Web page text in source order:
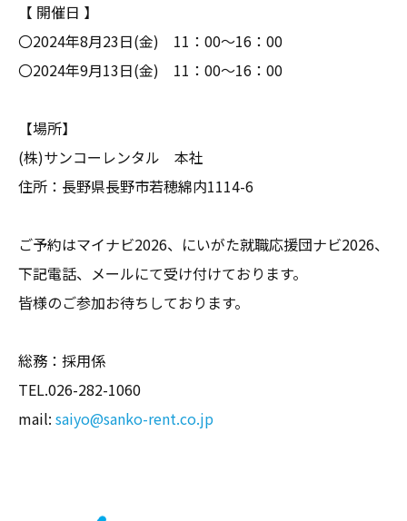
【 開催日 】
〇2024年8月23日(金) 11：00～16：00
〇2024年9月13日(金) 11：00～16：00
【場所】
(株)サンコーレンタル 本社
住所：長野県長野市若穂綿内1114-6
ご予約はマイナビ2026、にいがた就職応援団ナビ2026、
下記電話、メールにて受け付けております。
皆様のご参加お待ちしております。
総務：採用係
TEL.026-282-1060
mail: saiyo@sanko-rent.co.jp